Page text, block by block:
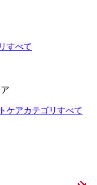
すべて
ケアカテゴリすべて